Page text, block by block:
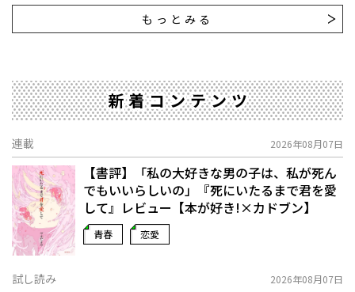
もっとみる
新着コンテンツ
連載 2026年08月07日
【書評】「私の大好きな男の子は、私が死ん
でもいいらしいの」――『死にいたるまで君を愛
して』レビュー【本が好き!×カドブン】
青春 恋愛
試し読み 2026年08月07日